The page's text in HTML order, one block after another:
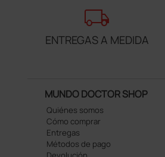
local_shipping
ENTREGAS A MEDIDA
MUNDO DOCTOR SHOP
Quiénes somos
Cómo comprar
Entregas
Métodos de pago